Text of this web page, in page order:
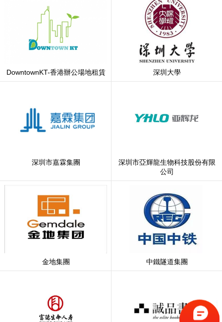
DowntownKT-香港辦公場地租賃 深圳大學
深圳市嘉霖集團
深圳市亞輝龍生物科技股份有限
公司
金地集團 中鐵隧道集團